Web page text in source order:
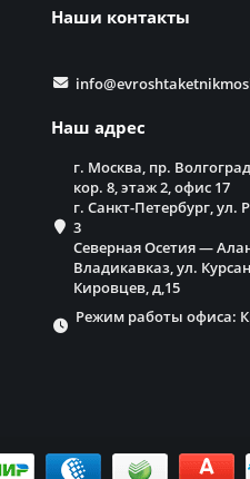
Наши контакты
Наш адрес
г. Москва, пр.
кор. 8, этаж 2, офис 17
г. Санкт-Петербург, ул.
3
Северная Осетия —
Владикавказ, ул.
Кировцев, д,15
Режим работы офиса: